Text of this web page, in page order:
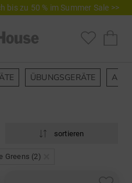
bis zu 50 % im Summer Sale >>
ÜBUNGSGERÄTE
sortieren
Greens (2)